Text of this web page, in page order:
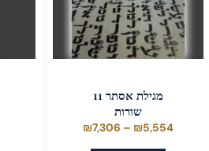
האפשרויות
בעמוד
המוצר
מגילת אסתר 11
שורות
₪5,554
–
₪7,306
טווח